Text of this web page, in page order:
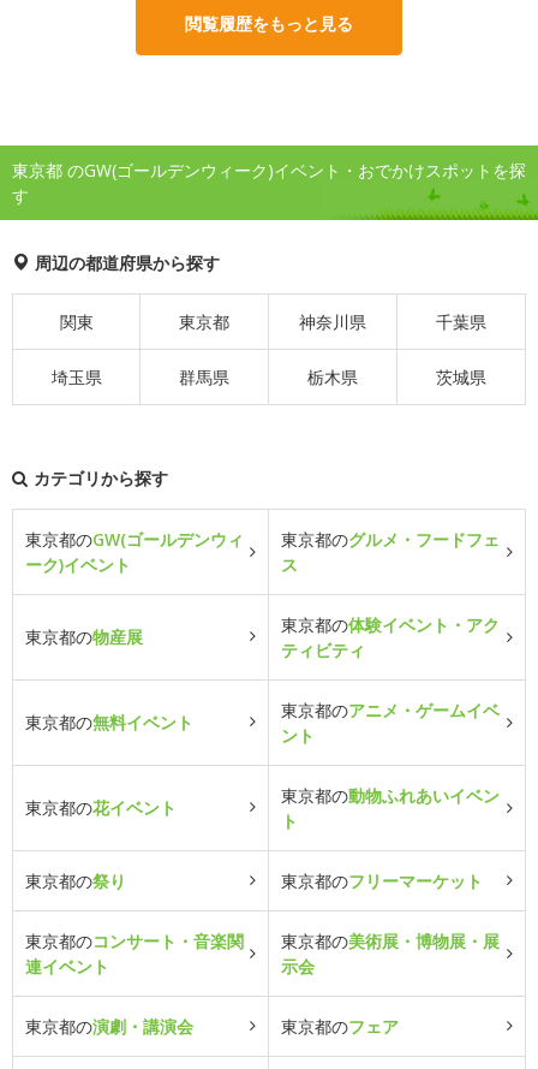
閲覧履歴をもっと見る
東京都 のGW(ゴールデンウィーク)イベント・おでかけスポットを探
す
周辺の都道府県から探す
関東 東京都 神奈川県 千葉県
埼玉県 群馬県 栃木県 茨城県
カテゴリから探す
東京都のGW(ゴールデンウィ
ーク)イベント
東京都のグルメ・フードフェ
ス
東京都の物産展
東京都の体験イベント・アク
ティビティ
東京都の無料イベント
東京都のアニメ・ゲームイベ
ント
東京都の花イベント
東京都の動物ふれあいイベン
ト
東京都の祭り 東京都のフリーマーケット
東京都のコンサート・音楽関
連イベント
東京都の美術展・博物展・展
示会
東京都の演劇・講演会 東京都のフェア